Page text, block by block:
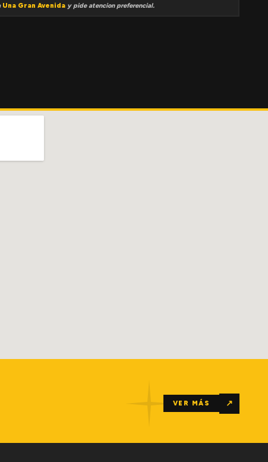
Una Gran Avenida y pide atencion preferencial.
VER MÁS ↗